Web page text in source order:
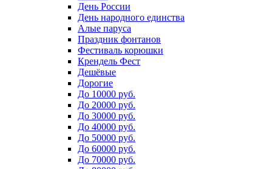
День России
День народного единства
Алые паруса
Праздник фонтанов
Фестиваль корюшки
Крендель Фест
Дешёвые
Дорогие
До 10000 руб.
До 20000 руб.
До 30000 руб.
До 40000 руб.
До 50000 руб.
До 60000 руб.
До 70000 руб.